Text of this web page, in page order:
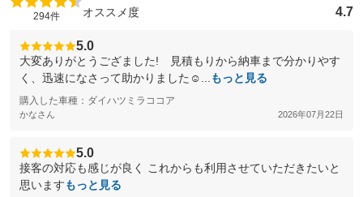
294件 オススメ度 4.7
5.0
大変ありがとうござました! 見積もりから納車まで分かりやす
く、迅速になさって助かりました☺️...
もっと見る
購入した車種：ダイハツミラココア
かなさん 2026年07月22日
5.0
接客の対応も感じが良く これからも利用させていただきたいと
思いますもっと見る